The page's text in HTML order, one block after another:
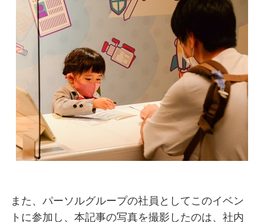
また、パーソルグループの社員としてこのイベン
トに参加し、本記事の写真を撮影したのは、社内